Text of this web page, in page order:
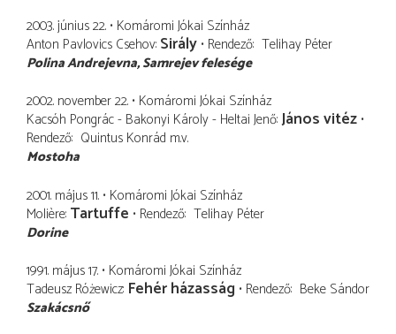
2003. június 22. Komáromi Jókai Színház
Anton Pavlovics Csehov Sirály Rendező Telihay Péter
Polina Andrejevna Samrejev felesége
2002. november 22. Komáromi Jókai Színház
Kacsóh Pongrác - Bakonyi Károly - Heltai Jenő János vitéz
Rendező Quintus Konrád m.v.
Mostoha
2001. május 11. Komáromi Jókai Színház
Molière Tartuffe Rendező Telihay Péter
Dorine
1991. május 17. Komáromi Jókai Színház
Tadeusz Różewicz Fehér házasság Rendező Beke Sándor
Szakácsnő